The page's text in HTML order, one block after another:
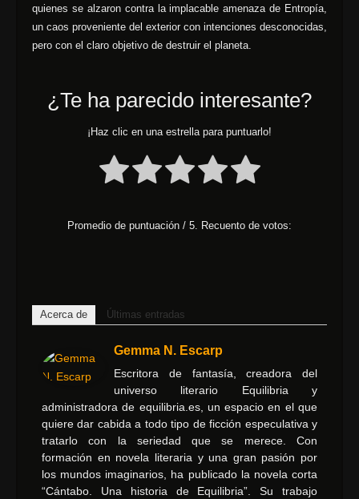
quienes se alzaron contra la implacable amenaza de Entropía,
un caos proveniente del exterior con intenciones desconocidas,
pero con el claro objetivo de destruir el planeta.
¿Te ha parecido interesante?
¡Haz clic en una estrella para puntuarlo!
Promedio de puntuación / 5. Recuento de votos:
Acerca de Últimas entradas
Gemma N. Escarp
Escritora de fantasía, creadora del
universo literario Equilibria y
administradora de equilibria.es, un espacio en el que
quiere dar cabida a todo tipo de ficción especulativa y
tratarlo con la seriedad que se merece. Con
formación en novela literaria y una gran pasión por
los mundos imaginarios, ha publicado la novela corta
“Cántabo. Una historia de Equilibria”. Su trabajo